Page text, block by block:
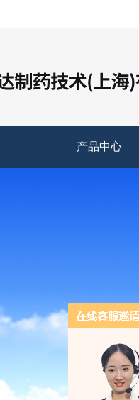
产品中心